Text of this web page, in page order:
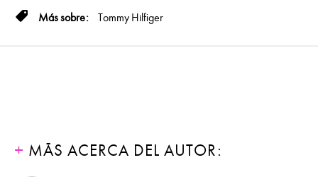
Tommy Hilfiger
MÁS ACERCA DEL AUTOR: